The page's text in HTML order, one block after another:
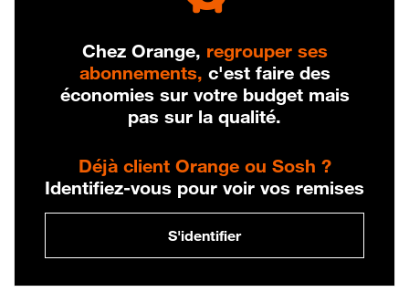
Chez Orange, regrouper ses
abonnements, c'est faire des
économies sur votre budget mais
pas sur la qualité.
Déjà client Orange ou Sosh ?
Identifiez-vous pour voir vos remises
S'identifier